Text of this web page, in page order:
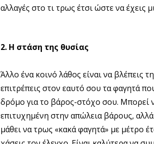
αλλαγές στο τι τρως έτσι ώστε να
2. Η στάση της θυσίας
Άλλο ένα κοινό λάθος είναι να βλέπεις
επιτρέπεις στον εαυτό σου τα φαγητά
δρόμο για το βάρος-στόχο σου. Μπορεί
επιτυχημένη στην απώλεια βάρους, αλλά
μάθει να τρως «κακά φαγητά» με μέτρο